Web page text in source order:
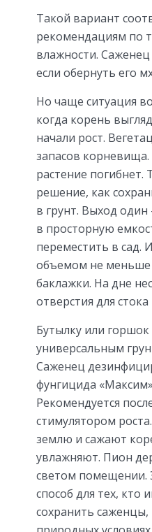
Такой вариант
рекомендациям по
влажности.
если обернуть его
Но чаще ситуация
когда корень
начали рост.
запасов корневища.
растение погибнет.
решение, как
в грунт. Выход
в просторную
переместить в сад.
объемом не меньше
баклажки. На дне
отверстия для
Бутылку или
универсальным
Саженец
фунгицида
Рекомендуется
стимулятором
землю и сажают
увлажняют. Пион
светом помещении.
способ для тех, кто
сохранить